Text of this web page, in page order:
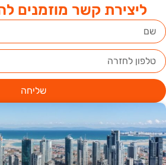
ליצירת קשר מוזמנים
שליחה